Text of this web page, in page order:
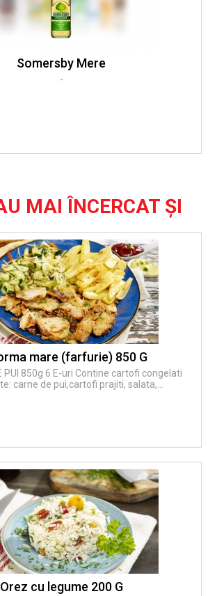
Somersby Mere
-
MAI ÎNCERCAT ȘI
mare (farfurie) 850 G
PUI 850g 6 E-uri Contine cartofi congelati
carne de pui,cartofi prajiti, salata,...
Orez cu legume 200 G